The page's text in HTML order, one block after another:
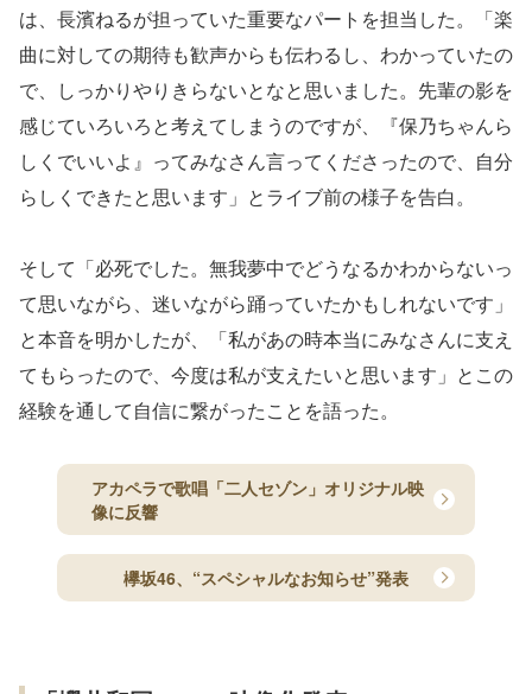
は、長濱ねるが担っていた重要なパートを担当した。「楽
曲に対しての期待も歓声からも伝わるし、わかっていたの
で、しっかりやりきらないとなと思いました。先輩の影を
感じていろいろと考えてしまうのですが、『保乃ちゃんら
しくでいいよ』ってみなさん言ってくださったので、自分
らしくできたと思います」とライブ前の様子を告白。
そして「必死でした。無我夢中でどうなるかわからないっ
て思いながら、迷いながら踊っていたかもしれないです」
と本音を明かしたが、「私があの時本当にみなさんに支え
てもらったので、今度は私が支えたいと思います」とこの
経験を通して自信に繋がったことを語った。
アカペラで歌唱「二人セゾン」オリジナル映
像に反響
欅坂46、“スペシャルなお知らせ”発表